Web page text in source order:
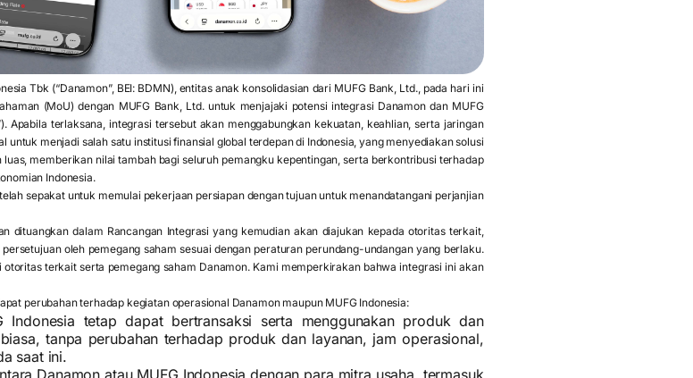
Tbk (“Danamon”, BEI: BDMN), entitas anak konsolidasian dari MUFG Bank, Ltd., pada hari ini
(MoU) dengan MUFG Bank, Ltd. untuk menjajaki potensi integrasi Danamon dan MUFG
Apabila terlaksana, integrasi tersebut akan menggabungkan kekuatan, keahlian, serta jaringan
untuk menjadi salah satu institusi finansial global terdepan di Indonesia, yang menyediakan solusi
memberikan nilai tambah bagi seluruh pemangku kepentingan, serta berkontribusi terhadap
Indonesia.
sepakat untuk memulai pekerjaan persiapan dengan tujuan untuk menandatangani perjanjian
dituangkan dalam Rancangan Integrasi yang kemudian akan diajukan kepada otoritas terkait,
oleh pemegang saham sesuai dengan peraturan perundang-undangan yang berlaku.
terkait serta pemegang saham Danamon. Kami memperkirakan bahwa integrasi ini akan
perubahan terhadap kegiatan operasional Danamon maupun MUFG Indonesia:
Indonesia tetap dapat bertransaksi serta menggunakan produk dan
tanpa perubahan terhadap produk dan layanan, jam operasional,
saat ini.